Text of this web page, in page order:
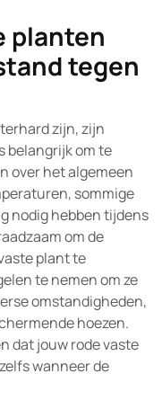
planten
tegen
zijn, zijn
belangrijk om te
over het algemeen
sommige
nodig hebben tijdens
om de
plant te
te nemen om ze
omstandigheden,
hoezen.
dat jouw rode vaste
wanneer de